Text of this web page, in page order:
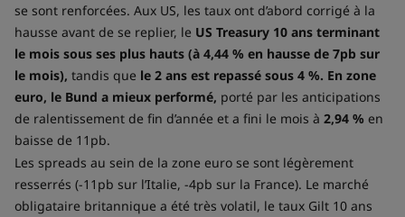
se sont renforcées. Aux US, les taux ont d’abord corrigé à la
hausse avant de se replier, le US Treasury 10 ans terminant
le mois sous ses plus hauts (à 4,44 % en hausse de 7pb sur
le mois), tandis que le 2 ans est repassé sous 4 %. En zone
euro, le Bund a mieux performé, porté par les anticipations
de ralentissement de fin d’année et a fini le mois à 2,94 % en
baisse de 11pb.
Les spreads au sein de la zone euro se sont légèrement
resserrés (-11pb sur l’Italie, -4pb sur la France). Le marché
obligataire britannique a été très volatil, le taux Gilt 10 ans